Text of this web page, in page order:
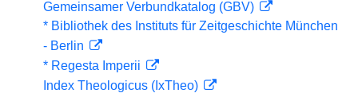
Gemeinsamer Verbundkatalog (GBV)
* Bibliothek des Instituts für Zeitgeschichte München
- Berlin
* Regesta Imperii
Index Theologicus (IxTheo)